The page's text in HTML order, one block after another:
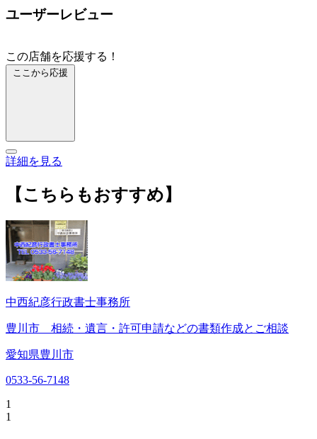
ユーザーレビュー
この店舗を応援する！
ここから応援
詳細を見る
【こちらもおすすめ】
中西紀彦行政書士事務所
豊川市 相続・遺言・許可申請などの書類作成とご相談
愛知県豊川市
0533-56-7148
1
1